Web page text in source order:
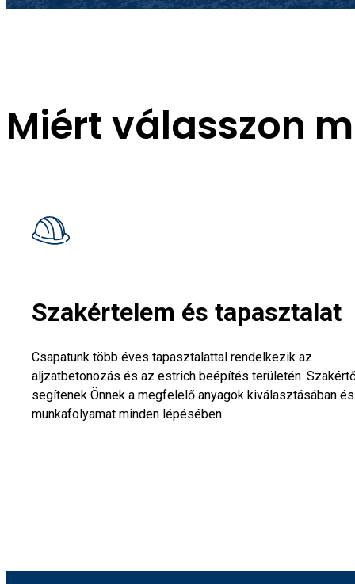
Miért válasszon
Szakértelem és tapasztalat
Csapatunk több éves tapasztalattal rendelkezik az
aljzatbetonozás és az estrich beépítés területén.
segítenek Önnek a megfelelő anyagok kiválasztásában
munkafolyamat minden lépésében.